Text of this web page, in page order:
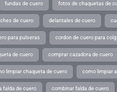
fundas de cuero fotos de chaquetas de
de cuero delantales de cuero
para pulseras cordon de cuero para
de cuero comprar cazadora de cuero
limpiar chaqueta de cuero como limpiar
falda de cuero combinar falda de cuero